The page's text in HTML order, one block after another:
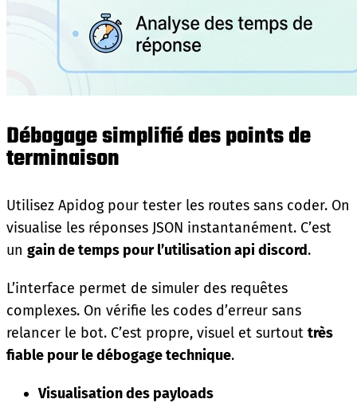
Débogage simplifié des points de
terminaison
Utilisez Apidog pour tester les routes sans coder. On
visualise les réponses JSON instantanément. C’est
un gain de temps pour l’utilisation api discord.
L’interface permet de simuler des requêtes
complexes. On vérifie les codes d’erreur sans
relancer le bot. C’est propre, visuel et surtout très
fiable pour le débogage technique.
Visualisation des payloads